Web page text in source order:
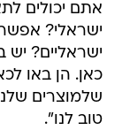
אתם יכולים
ישראלי?
כאן. הן באו
שלמוצרים
טוב לנו".